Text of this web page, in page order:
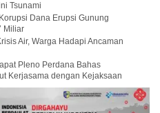
Tsunami
Dana Erupsi Gunung
Miliar
Air, Warga Hadapi Ancaman
Pleno Perdana Bahas
Kerjasama dengan Kejaksaan